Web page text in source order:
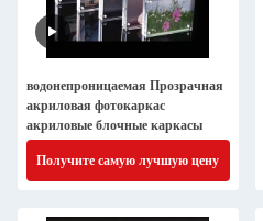
водонепроницаемая Прозрачная
акриловая фотокаркас
акриловые блочные каркасы
Получите самую лучшую цену